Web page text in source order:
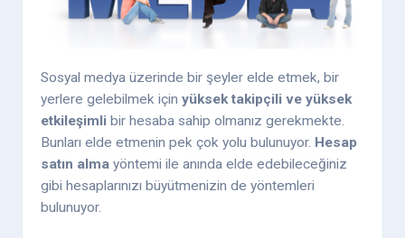
Sosyal medya üzerinde bir şeyler elde etmek, bir
yerlere gelebilmek için yüksek takipçili ve yüksek
etkileşimli bir hesaba sahip olmanız gerekmekte.
Bunları elde etmenin pek çok yolu bulunuyor. Hesap
satın alma yöntemi ile anında elde edebileceğiniz
gibi hesaplarınızı büyütmenizin de yöntemleri
bulunuyor.